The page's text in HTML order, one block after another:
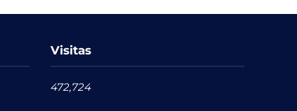
Visitas
472,724